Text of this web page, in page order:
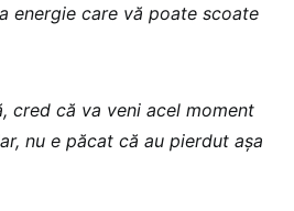
energie care vă poate scoate
cred că va veni acel moment
nu e păcat că au pierdut așa